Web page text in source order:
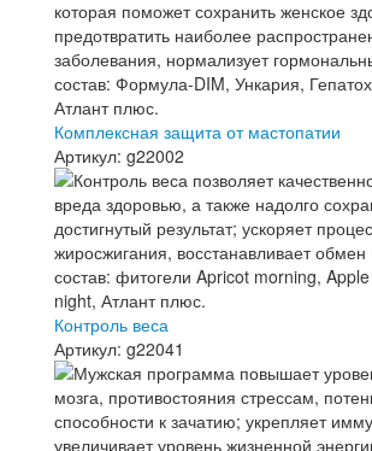
Комплексная защита от мастопатии
Артикул: g22002
Контроль веса
Артикул: g22041